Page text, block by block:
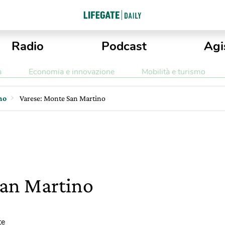
Radio Podcast
Economia e innovazione Mobilità e turismo
Varese: Monte San Martino
Martino